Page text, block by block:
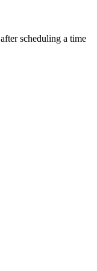
scheduling a time